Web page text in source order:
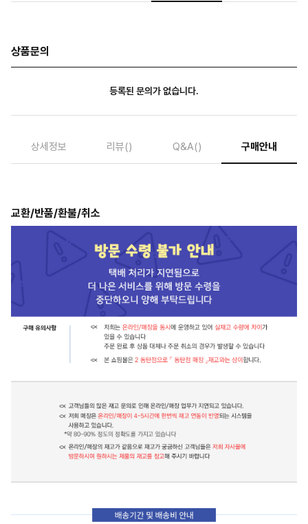
상품문의
등록된 문의가 없습니다.
상세정보 리뷰() Q&A() 구매안내
교환/반품/환불/취소